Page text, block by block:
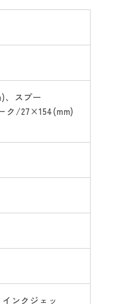
、スプー
ク/27×154(mm)
ンクジェッ